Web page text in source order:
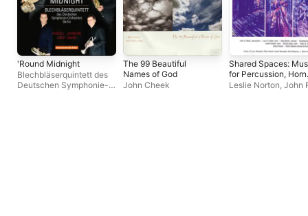
'Round Midnight
Blechbläserquintett des
Deutschen Symphonie-
The 99 Beautiful
Names of God
John Cheek
Shared Spaces:
for Percussion, Horn
Clarinet and Winds
Leslie Norton, John